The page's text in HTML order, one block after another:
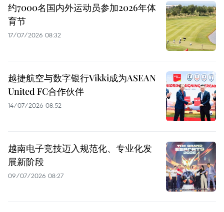
约7000名国内外运动员参加2026年体
育节
17/07/2026 08:32
越捷航空与数字银行Vikki成为ASEAN
United FC合作伙伴
14/07/2026 08:52
越南电子竞技迈入规范化、专业化发
展新阶段
09/07/2026 08:27